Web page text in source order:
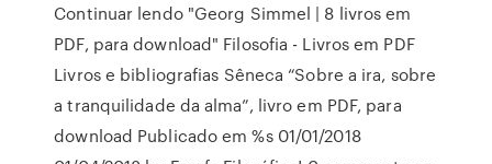
Continuar lendo "Georg Simmel | 8 livros em
PDF, para download" Filosofia - Livros em PDF
Livros e bibliografias Sêneca “Sobre a ira, sobre
a tranquilidade da alma”, livro em PDF, para
download Publicado em %s 01/01/2018